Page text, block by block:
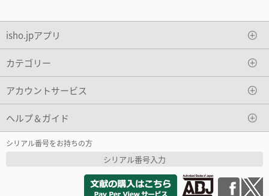
isho.jpアプリ
カテゴリー
アカウントサービス
ヘルプ＆ガイド
シリアル番号をお持ちの方
シリアル番号入力